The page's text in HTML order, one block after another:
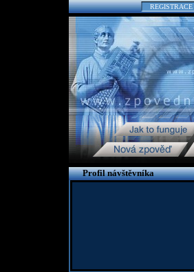
REGISTRACE
Profil návštěvníka